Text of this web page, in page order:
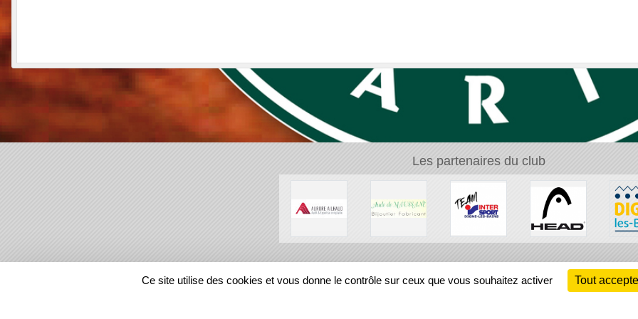
Les partenaires du club
REGIONS
Ce site utilise des cookies et vous donne le contrôle sur ceux que vous souhaitez activer Tout